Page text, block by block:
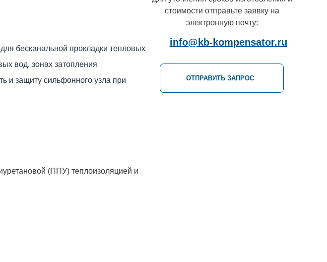
бесканальной прокладки тепловых
вод, зонах затопления
и защиту сильфонного узла при
(ППУ) теплоизоляцией и
стоимости отправьте заявку на
электронную почту:
info@kb-kompensator.ru
ОТПРАВИТЬ ЗАПРОС